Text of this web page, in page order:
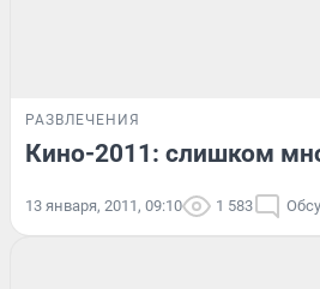
РАЗВЛЕЧЕНИЯ
Кино-2011: слишком
13 января, 2011, 09:10 1 583